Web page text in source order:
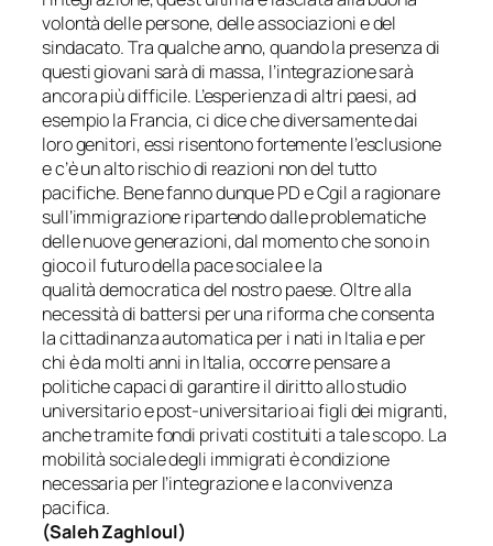
volontà delle persone, delle associazioni e del
sindacato. Tra qualche anno, quando la presenza di
questi giovani sarà di massa, l’integrazione sarà
ancora più difficile. L’esperienza di altri paesi, ad
esempio la Francia, ci dice che diversamente dai
loro genitori, essi risentono fortemente l’esclusione
e c’è un alto rischio di reazioni non del tutto
pacifiche. Bene fanno dunque PD e Cgil a ragionare
sull’immigrazione ripartendo dalle problematiche
delle nuove generazioni, dal momento che sono in
gioco il futuro della pace sociale e la
qualità democratica del nostro paese. Oltre alla
necessità di battersi per una riforma che consenta
la cittadinanza automatica per i nati in Italia e per
chi è da molti anni in Italia, occorre pensare a
politiche capaci di garantire il diritto allo studio
universitario e post-universitario ai figli dei migranti,
anche tramite fondi privati costituiti a tale scopo. La
mobilità sociale degli immigrati è condizione
necessaria per l’integrazione e la convivenza
pacifica.
(Saleh Zaghloul)